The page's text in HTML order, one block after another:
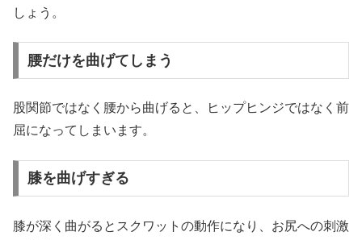
しょう。
腰だけを曲げてしまう
股関節ではなく腰から曲げると、ヒップヒンジではなく前
屈になってしまいます。
膝を曲げすぎる
膝が深く曲がるとスクワットの動作になり、お尻への刺激